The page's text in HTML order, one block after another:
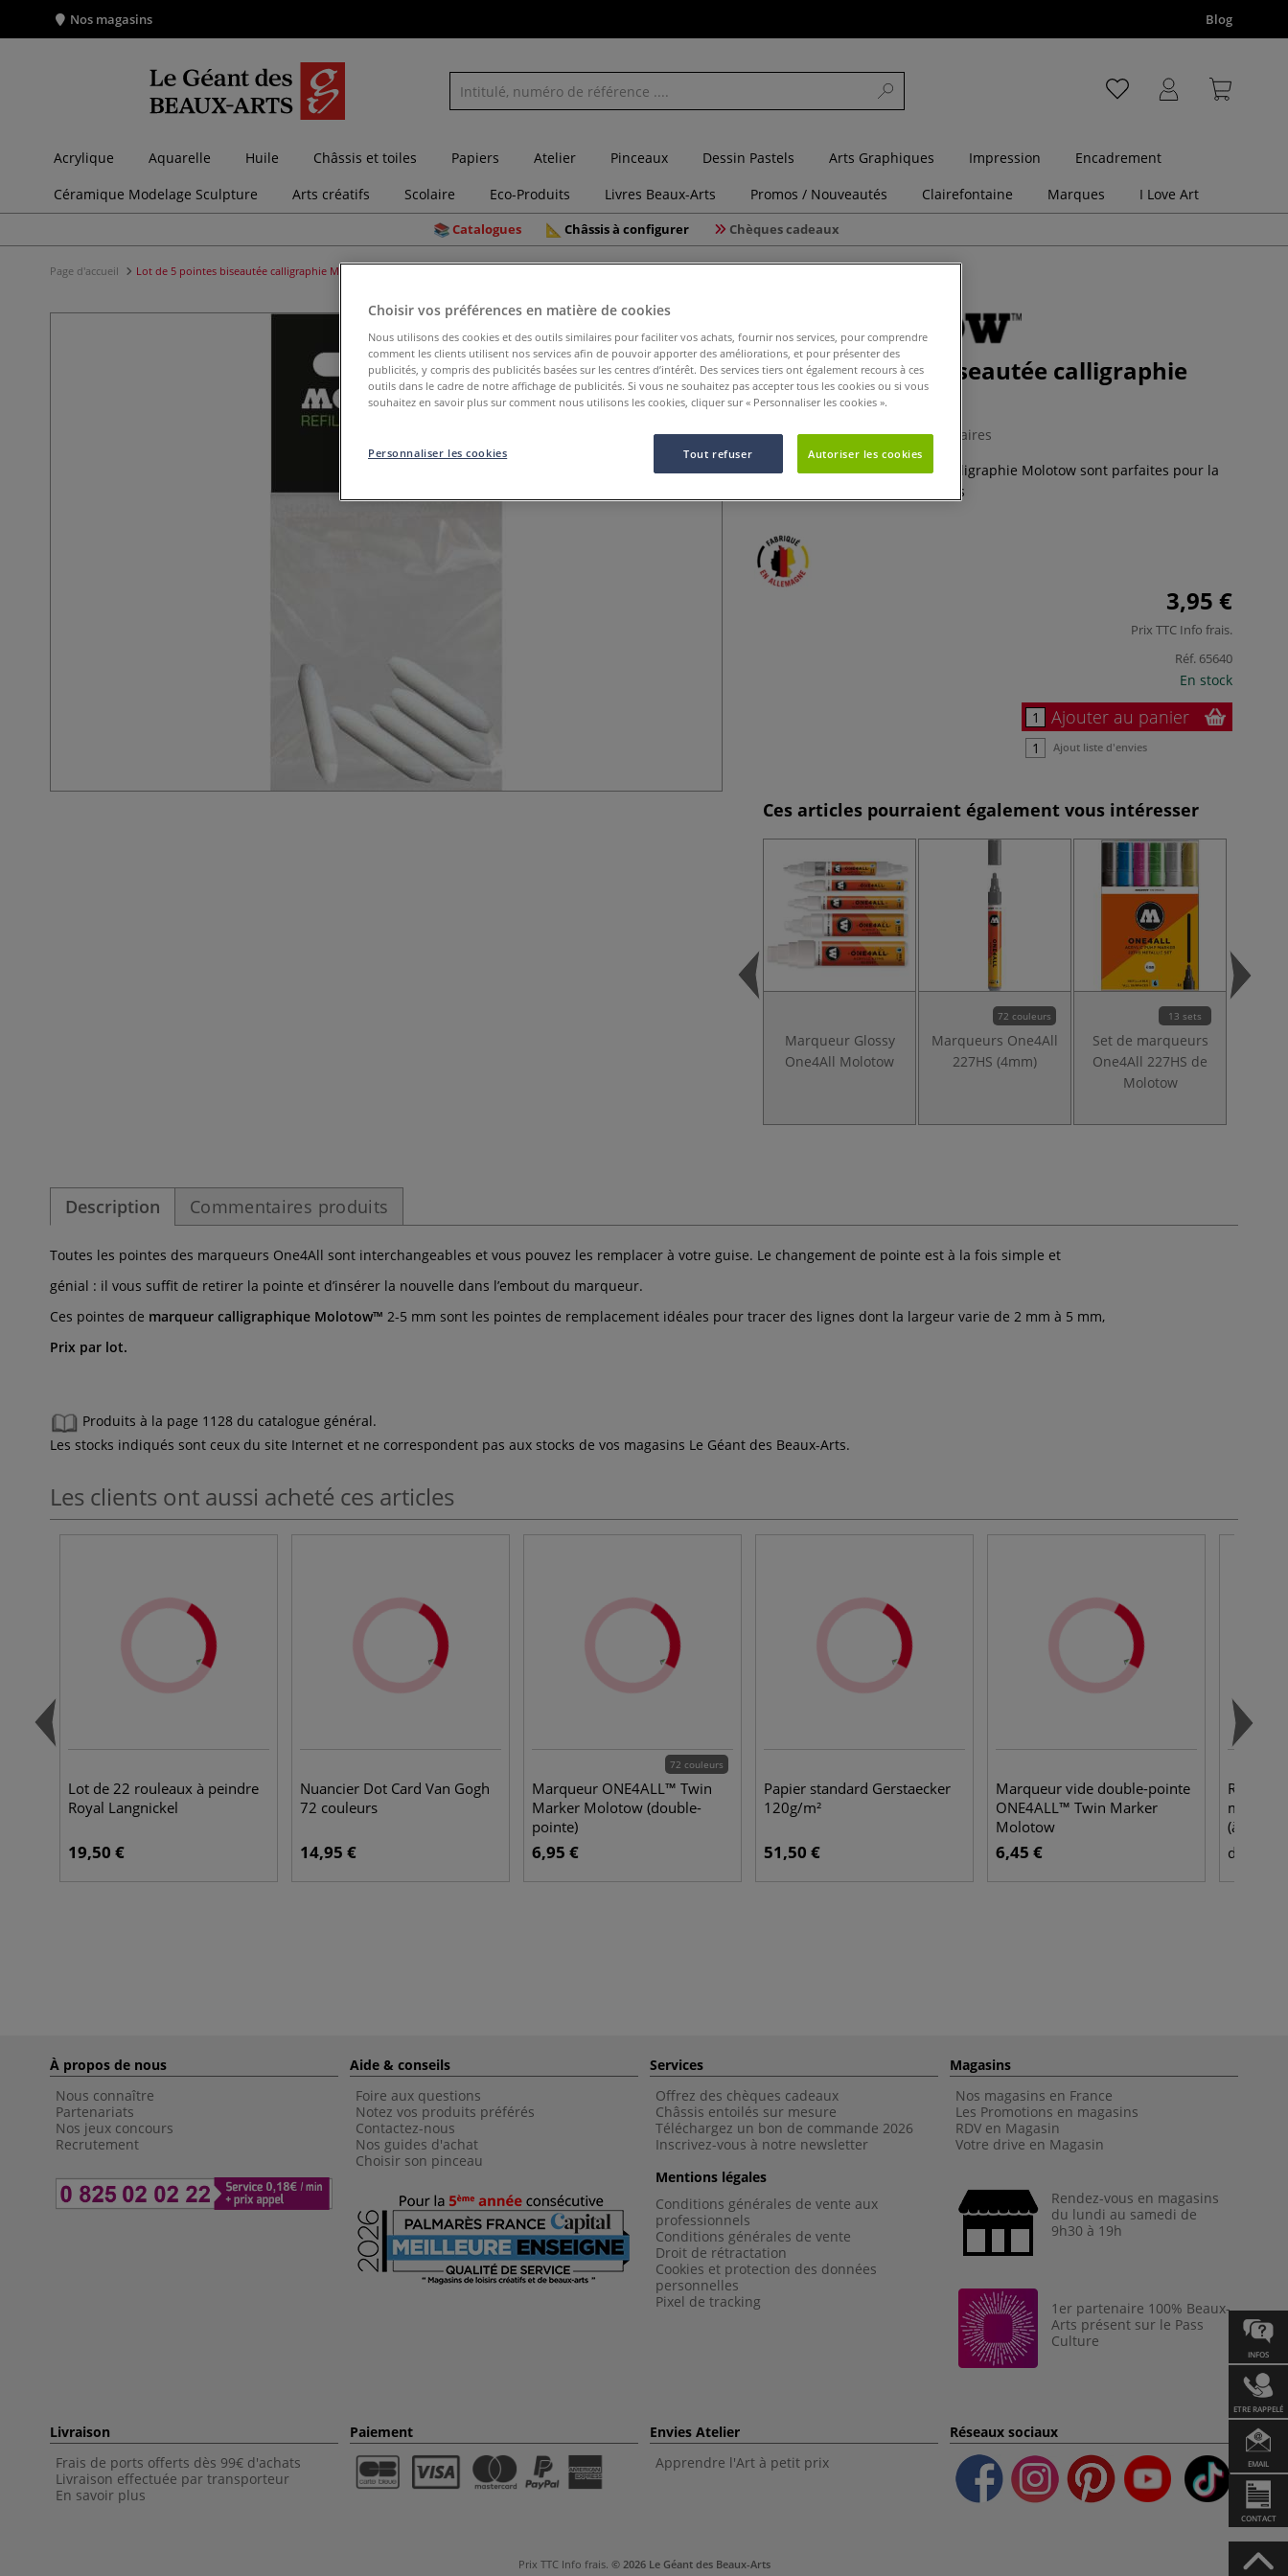
INFOS
ETRE RAPPELÉ
EMAIL
CONTACT
Nos magasins Blog
Acrylique Aquarelle Huile Châssis et toiles Papiers Atelier Pinceaux Dessin Pastels Arts Graphiques Impression
Encadrement
Céramique Modelage Sculpture
Arts créatifs Scolaire Eco-Produits Livres Beaux-Arts Promos / Nouveautés Clairefontaine Marques I Love Art
Catalogues Châssis à configurer Chèques cadeaux
Page d'accueil Lot de 5 pointes biseautée calligraphie Molotow
Lot de 5 pointes biseautée calligraphie
Molotow
0 Commentaires
Ce Lot de 5 pointes biseautée calligraphie Molotow sont parfaites pour la
Plus
3,95 €
Prix TTC Info frais.
Réf. 65640
En stock
Ajouter au panier
Ajout liste d'envies
Ces articles pourraient également vous intéresser
Marqueur Glossy
One4All Molotow
72 couleurs
Marqueurs One4All
227HS (4mm)
13 sets
Set de marqueurs
One4All 227HS de
Molotow
Description Commentaires produits
Toutes les pointes des marqueurs One4All sont interchangeables et vous pouvez les remplacer à votre guise. Le changement de pointe est à la fois simple et
génial : il vous suffit de retirer la pointe et d’insérer la nouvelle dans l’embout du marqueur.
Ces pointes de marqueur calligraphique Molotow™ 2-5 mm sont les pointes de remplacement idéales pour tracer des lignes dont la largeur varie de 2 mm à 5 mm,
Prix par lot.
Produits à la page 1128 du catalogue général.
Les stocks indiqués sont ceux du site Internet et ne correspondent pas aux stocks de vos magasins Le Géant des Beaux-Arts.
Les clients ont aussi acheté ces articles
Lot de 22 rouleaux à peindre
Royal Langnickel
19,50 €
Nuancier Dot Card Van Gogh
72 couleurs
14,95 €
72 couleurs
Marqueur ONE4ALL™ Twin
Marker Molotow (double-
pointe)
6,95 €
Papier standard Gerstaecker
120g/m²
51,50 €
Marqueur vide double-pointe
ONE4ALL™ Twin Marker
Molotow
6,45 €
(à base
dès
À propos de nous
Nous connaître
Partenariats
Nos jeux concours
Recrutement
Aide & conseils
Foire aux questions
Notez vos produits préférés
Contactez-nous
Nos guides d'achat
Choisir son pinceau
Services
Offrez des chèques cadeaux
Châssis entoilés sur mesure
Téléchargez un bon de commande 2026
Inscrivez-vous à notre newsletter
Mentions légales
Conditions générales de vente aux
professionnels
Conditions générales de vente
Droit de rétractation
Cookies et protection des données
personnelles
Pixel de tracking
Magasins
Nos magasins en France
Les Promotions en magasins
RDV en Magasin
Votre drive en Magasin
Rendez-vous en magasins
du lundi au samedi de
9h30 à 19h
1er partenaire 100% Beaux-
Arts présent sur le Pass
Culture
Livraison
Frais de ports offerts dès 99€ d'achats
Livraison effectuée par transporteur
En savoir plus
Paiement
Envies Atelier
Apprendre l'Art à petit prix
Réseaux sociaux
Prix TTC Info frais. © 2026 Le Géant des Beaux-Arts
Choisir vos préférences en matière de cookies
Nous utilisons des cookies et des outils similaires pour faciliter vos achats, fournir nos services, pour comprendre
comment les clients utilisent nos services afin de pouvoir apporter des améliorations, et pour présenter des
publicités, y compris des publicités basées sur les centres d’intérêt. Des services tiers ont également recours à ces
outils dans le cadre de notre affichage de publicités. Si vous ne souhaitez pas accepter tous les cookies ou si vous
souhaitez en savoir plus sur comment nous utilisons les cookies, cliquer sur « Personnaliser les cookies ».
Tout refuser Autoriser les cookies
Personnaliser les cookies